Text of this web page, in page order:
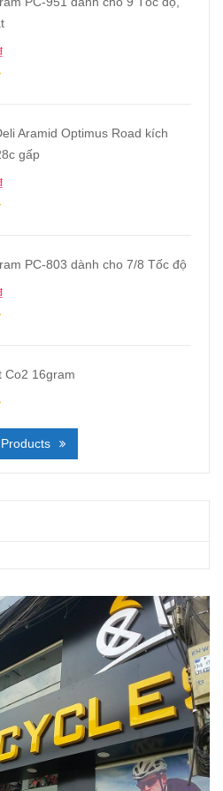
Aramid Optimus Road kích
gấp
PC-803 dành cho 7/8 Tốc độ
Co2 16gram